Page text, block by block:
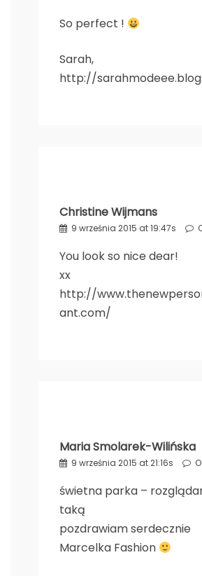
So perfect !
Sarah,
http://
Christine Wijmans
9 września 2015 at 19:47s
You look so nice dear!
xx
http://
ant.com/
Maria Smolarek-Wilińska
9 września 2015 at 21:16s
świetna parka –
taką
pozdrawiam serdecznie
Marcelka Fashion